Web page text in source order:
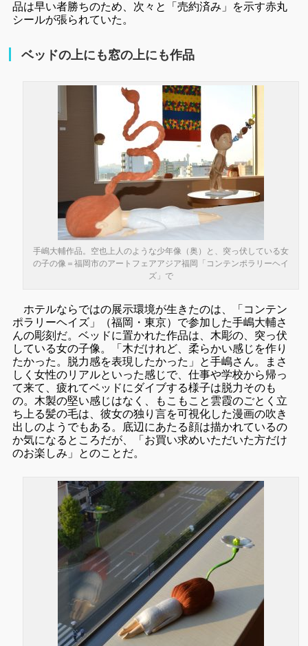
品は早い者勝ちのため、次々と「売約済み」を示す赤丸
シールが張られていた。
ベッドの上にも窓の上にも作品
手嶋大輔作品。空也上人のような少年像（奥）と、突っ伏している女
の子の像＝福岡市のアートフェアアジア福岡「コンテンポラリーヘイ
ズ」で
ホテルならではの展示環境が生きたのは、「コンテン
ポラリーヘイズ」（福岡・東京）で参加した手嶋大輔さ
んの彫刻だ。ベッドに置かれた作品は、木彫の、突っ伏
している女の子像。「木だけれど、柔らかい感じを作り
たかった。脱力感を表現したかった」と手嶋さん。まさ
しく女性のリアルといった感じで、仕事や学校から帰っ
て来て、疲れてベッドにダイブする様子は脱力そのも
の。木製の堅い感じはなく、もこもこと雲霞のごとく立
ち上る髪の毛は、彼女の独り言を可視化した漫画の吹き
出しのようでもある。底辺にあたる顔は描かれているの
か気になるところだが、「お買い求めいただいた方だけ
のお楽しみ」とのことだ。